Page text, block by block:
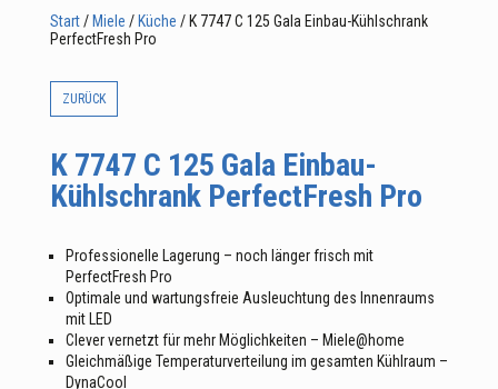
Start/ Miele / Küche / K 7747 C 125 Gala Einbau-Kühlschrank
PerfectFresh Pro
ZURÜCK
K 7747 C 125 Gala Einbau-
Kühlschrank PerfectFresh Pro
Professionelle Lagerung – noch länger frisch mit
PerfectFresh Pro
Optimale und wartungsfreie Ausleuchtung des Innenraums
mit LED
Clever vernetzt für mehr Möglichkeiten – Miele@home
Gleichmäßige Temperaturverteilung im gesamten Kühlraum –
DynaCool